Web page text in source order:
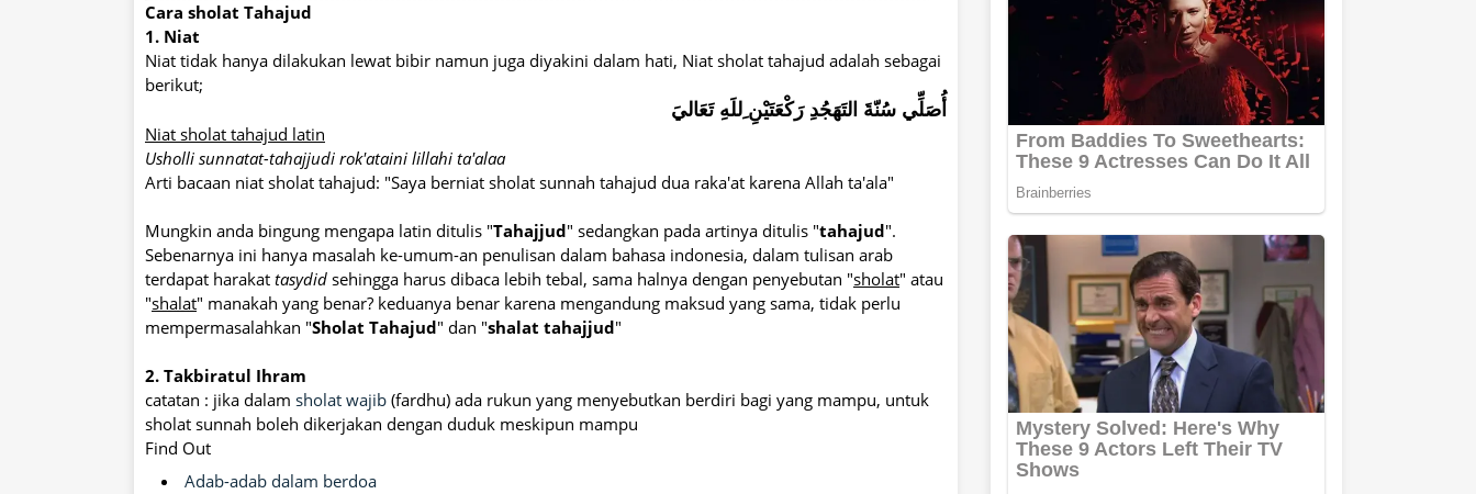
Cara sholat Tahajud
1. Niat
Niat tidak hanya dilakukan lewat bibir namun juga diyakini dalam hati, Niat sholat tahajud adalah sebagai
berikut;
أُصَلِّي سُنّةَ التَهَجُدِ رَكْعَتَيْنِ ِللَهِ تَعَاليَ
Niat sholat tahajud latin
Usholli sunnatat-tahajjudi rok'ataini lillahi ta'alaa
Arti bacaan niat sholat tahajud: "Saya berniat sholat sunnah tahajud dua raka'at karena Allah ta'ala"
Mungkin anda bingung mengapa latin ditulis "Tahajjud" sedangkan pada artinya ditulis "tahajud".
Sebenarnya ini hanya masalah ke-umum-an penulisan dalam bahasa indonesia, dalam tulisan arab
terdapat harakat tasydid sehingga harus dibaca lebih tebal, sama halnya dengan penyebutan "sholat" atau
"shalat" manakah yang benar? keduanya benar karena mengandung maksud yang sama, tidak perlu
mempermasalahkan "Sholat Tahajud" dan "shalat tahajjud"
2. Takbiratul Ihram
catatan : jika dalam sholat wajib (fardhu) ada rukun yang menyebutkan berdiri bagi yang mampu, untuk
sholat sunnah boleh dikerjakan dengan duduk meskipun mampu
Find Out
Adab-adab dalam berdoa